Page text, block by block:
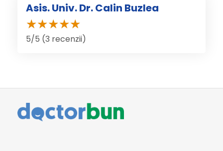
Asis. Univ. Dr. Calin Buzlea
5/5 (3 recenzii)